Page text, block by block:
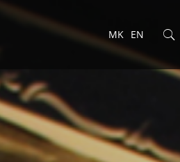
MK EN